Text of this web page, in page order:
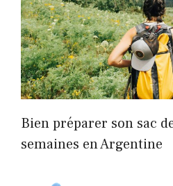
Bien préparer son sac
semaines en Argentine